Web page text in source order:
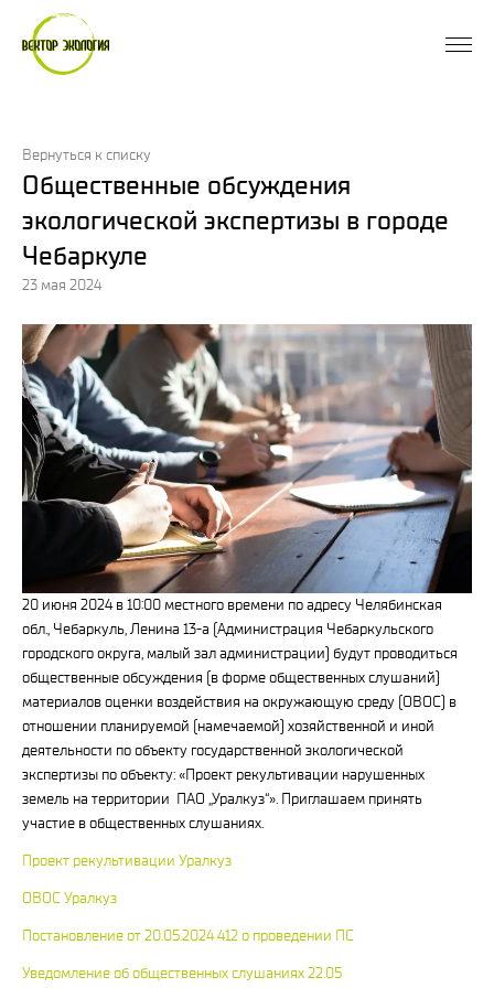
Вернуться к списку
Общественные обсуждения
экологической экспертизы в городе
Чебаркуле
23 мая 2024
20 июня 2024 в 10:00 местного времени по адресу Челябинская
обл., Чебаркуль, Ленина 13-а (Администрация Чебаркульского
городского округа, малый зал администрации) будут проводиться
общественные обсуждения (в форме общественных слушаний)
материалов оценки воздействия на окружающую среду (ОВОС) в
отношении планируемой (намечаемой) хозяйственной и иной
деятельности по объекту государственной экологической
экспертизы по объекту: «Проект рекультивации нарушенных
земель на территории ПАО „Уралкуз“». Приглашаем принять
участие в общественных слушаниях.
Проект рекультивации Уралкуз
ОВОС Уралкуз
Постановление от 20.05.2024 412 о проведении ПС
Уведомление об общественных слушаниях 22.05